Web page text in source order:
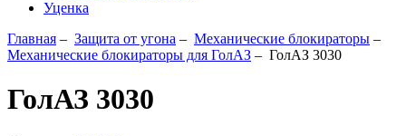
Уценка
Главная – Защита от угона – Механические блoкираторы –
Механические блокираторы для ГолАЗ – ГолАЗ 3030
ГолАЗ 3030